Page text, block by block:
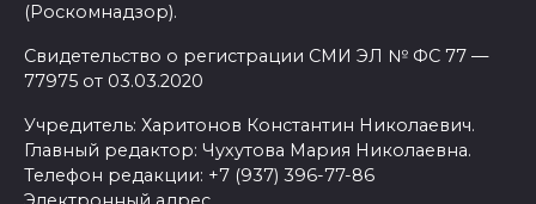
(Роскомнадзор).
Свидетельство о регистрации СМИ ЭЛ № ФС 77 —
77975 от 03.03.2020
Учредитель: Харитонов Константин Николаевич.
Главный редактор: Чухутова Мария Николаевна.
Телефон редакции: +7 (937) 396-77-86